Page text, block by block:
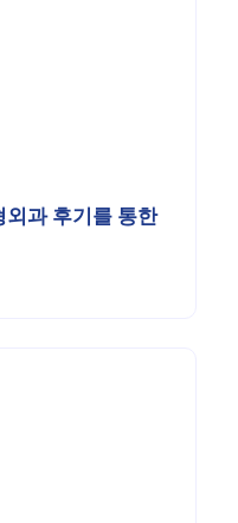
과 후기를 통한